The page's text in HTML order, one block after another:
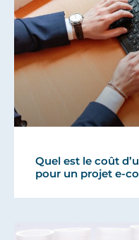
Quel est le coût
pour un projet e-